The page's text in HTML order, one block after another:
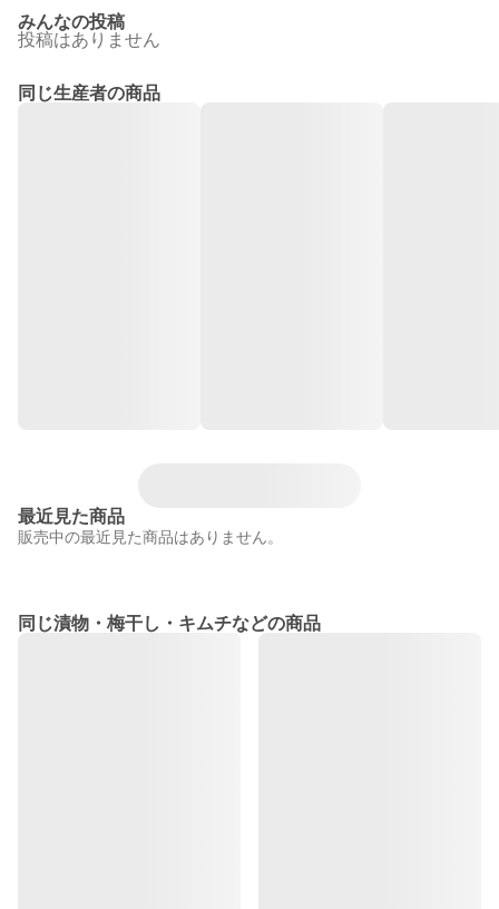
みんなの投稿
投稿はありません
同じ生産者の商品
最近見た商品
販売中の最近見た商品はありません。
同じ漬物・梅干し・キムチなどの商品